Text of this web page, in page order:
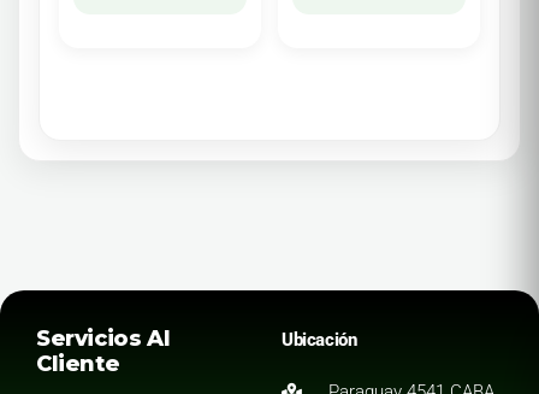
Servicios Al
Cliente
Ubicación